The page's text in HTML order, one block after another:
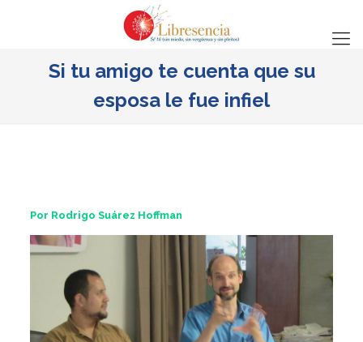
Si tu amigo te cuenta que su
esposa le fue infiel
Por Rodrigo Suárez Hoffman